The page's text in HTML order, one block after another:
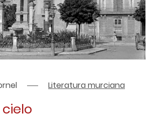
Literatura murciana